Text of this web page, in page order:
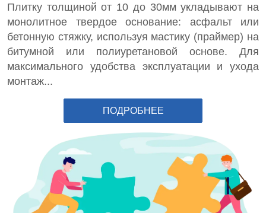
Плитку толщиной от 10 до 30мм укладывают на
монолитное твердое основание: асфальт или
бетонную стяжку, используя мастику (праймер) на
битумной или полиуретановой основе. Для
максимального удобства эксплуатации и ухода
монтаж...
ПОДРОБНЕЕ